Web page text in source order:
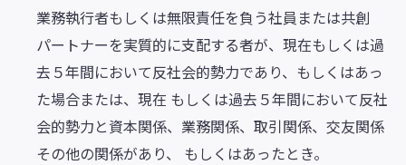
業務執行者もしくは無限責任を負う社員または共創
パートナーを実質的に支配する者が、現在もしくは過
去５年間において反社会的勢力であり、もしくはあっ
た場合または、現在 もしくは過去５年間において反社
会的勢力と資本関係、業務関係、取引関係、交友関係
その他の関係があり、 もしくはあったとき。